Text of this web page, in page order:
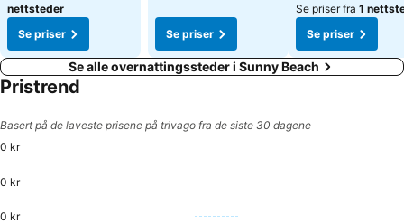
nettsteder
Se priser
Se priser
Se priser fra 1
Se priser
Se alle overnattingssteder i Sunny Beach
Pristrend
Basert på de laveste prisene på trivago fra de siste 30 dagene
0 kr
0 kr
0 kr